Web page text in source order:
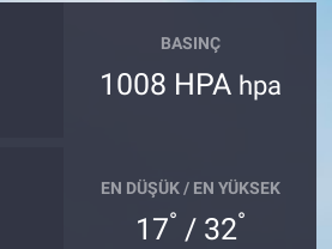
BASINÇ
1008 HPA hpa
EN DÜŞÜK / EN YÜKSEK
17° / 32°